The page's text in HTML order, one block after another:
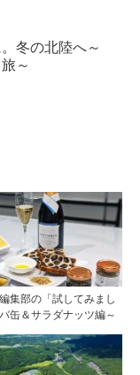
冬の北陸へ～
～
集部の「試してみまし
缶＆サラダナッツ編～